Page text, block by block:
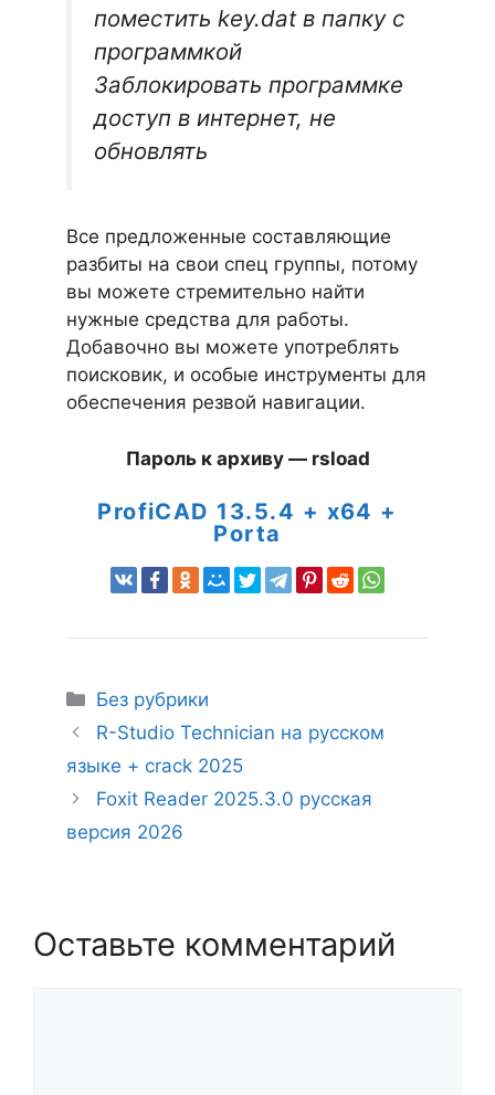
поместить key.dat в папку с
программкой
Заблокировать программке
доступ в интернет, не
обновлять
Все предложенные составляющие
разбиты на свои спец группы, потому
вы можете стремительно найти
нужные средства для работы.
Добавочно вы можете употреблять
поисковик, и особые инструменты для
обеспечения резвой навигации.
Пароль к архиву — rsload
ProfiCAD 13.5.4 + x64 +
Porta
Рубрики
Без рубрики
R-Studio Technician на русском
языке + crack 2025
Foxit Reader 2025.3.0 русская
версия 2026
Оставьте комментарий